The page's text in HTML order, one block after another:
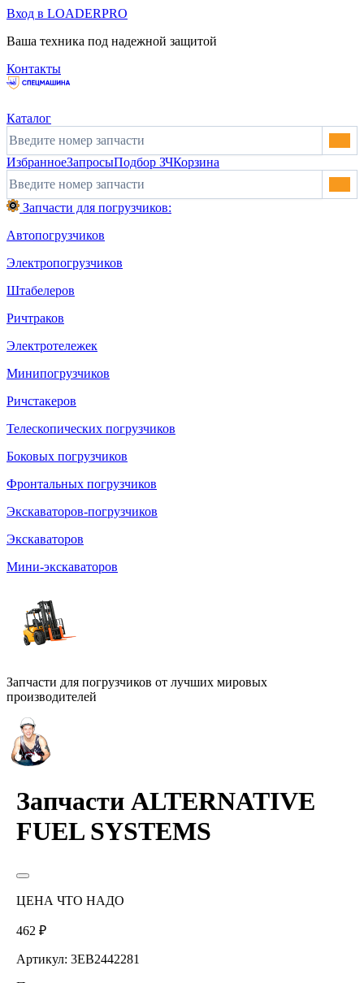
Вход в LOADERPRO
Ваша техника под надежной защитой
Контакты
Каталог
ИзбранноеЗапросыПодбор ЗЧКорзина
Запчасти для погрузчиков:
Автопогрузчиков
Электропогрузчиков
Штабелеров
Ричтраков
Электротележек
Минипогрузчиков
Ричстакеров
Телескопических погрузчиков
Боковых погрузчиков
Фронтальных погрузчиков
Экскаваторов-погрузчиков
Экскаваторов
Мини-экскаваторов
Запчасти для погрузчиков от лучших мировых
производителей
Запчасти ALTERNATIVE
FUEL SYSTEMS
ЦЕНА ЧТО НАДО
462 ₽
Артикул: 3EB2442281